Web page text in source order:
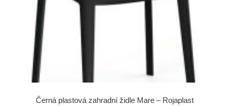
Černá plastová zahradní židle Mare – Rojaplast